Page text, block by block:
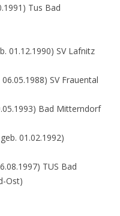
Tus Bad
01.12.1990) SV Lafnitz
SV Frauental
Bad Mitterndorf
01.02.1992)
TUS Bad
Ost)